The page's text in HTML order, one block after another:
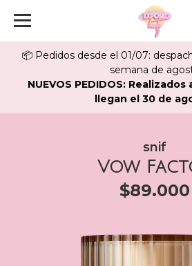
📦 Pedidos desde el 01/07:
semana de
NUEVOS PEDIDOS:
llegan el 30 de
snif
Vow
$89.000